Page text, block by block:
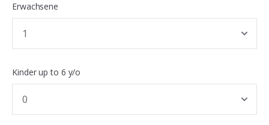
Erwachsene
Kinder up to 6 y/o